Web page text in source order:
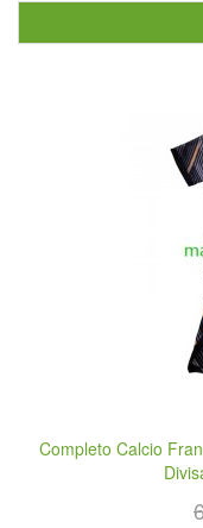
Completo Calcio